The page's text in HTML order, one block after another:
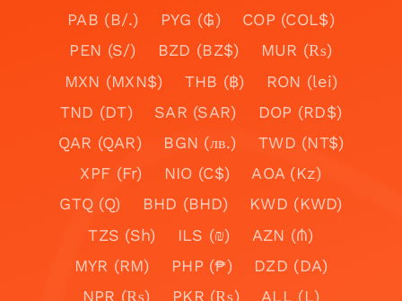
PAB (B/.)
PYG (₲)
COP (COL$)
PEN (S/)
BZD (BZ$)
MUR (₨)
MXN (MXN$)
THB (฿)
RON (lei)
TND (DT)
SAR (SAR)
DOP (RD$)
QAR (QAR)
BGN (лв.)
TWD (NT$)
XPF (Fr)
NIO (C$)
AOA (Kz)
GTQ (Q)
BHD (BHD)
KWD (KWD)
TZS (Sh)
ILS (₪)
AZN (₼)
MYR (RM)
PHP (₱)
DZD (DA)
NPR (₨)
PKR (₨)
ALL (L)